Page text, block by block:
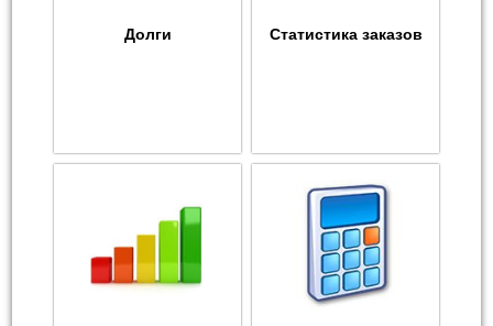
Долги Статистика заказов